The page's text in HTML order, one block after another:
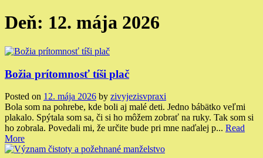
Deň: 12. mája 2026
Božia prítomnosť tíši plač
Posted on 12. mája 2026 by zivyjezisvpraxi
Bola som na pohrebe, kde boli aj malé deti. Jedno bábätko veľmi
plakalo. Spýtala som sa, či si ho môžem zobrať na ruky. Tak som si
ho zobrala. Povedali mi, že určite bude pri mne naďalej p... Read
More